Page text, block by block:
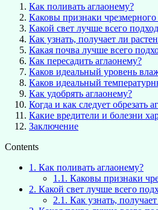
Как поливать аглаонему?
Каковы признаки
Какой свет лучше всего
Как узнать, получает ли
Какая почва лучше всего
Как пересадить аглаонему?
Каков идеальный уровень
Каков идеальный
Как удобрять аглаонему?
Когда и как следует обрезать
Какие вредители и болезни
Заключение
Contents
1. Как поливать аглаонему?
1.1. Каковы признаки
2. Какой свет лучше всего
2.1. Как узнать,